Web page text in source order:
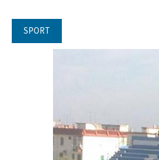
SPORT